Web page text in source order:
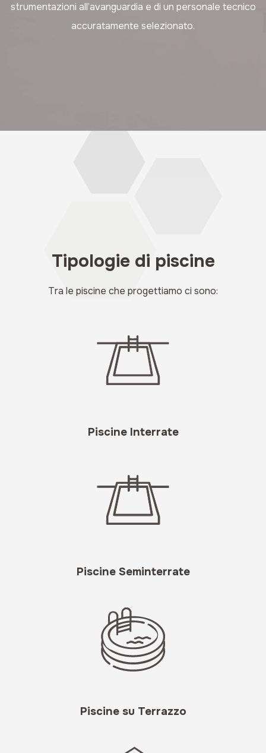
strumentazioni all’avanguardia e di un personale tecnico
accuratamente selezionato.
Tipologie di piscine
Tra le piscine che progettiamo ci sono:
Piscine Interrate
Piscine Seminterrate
Piscine su Terrazzo